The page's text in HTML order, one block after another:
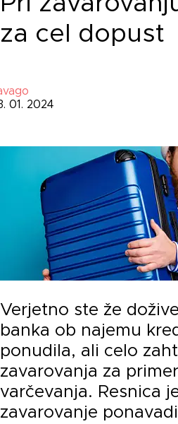
za cel dopust
01. 2024
Verjetno ste že
banka ob najemu
ponudila, ali celo
zavarovanja za
varčevanja. Resnica
zavarovanje